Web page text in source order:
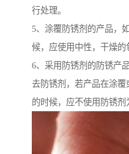
行处理。
5、涂覆防锈剂的产品，
候，应使用中性，干燥的
6、采用防锈剂的防锈产
去防锈剂，若产品在涂
的时候，应不使用防锈剂